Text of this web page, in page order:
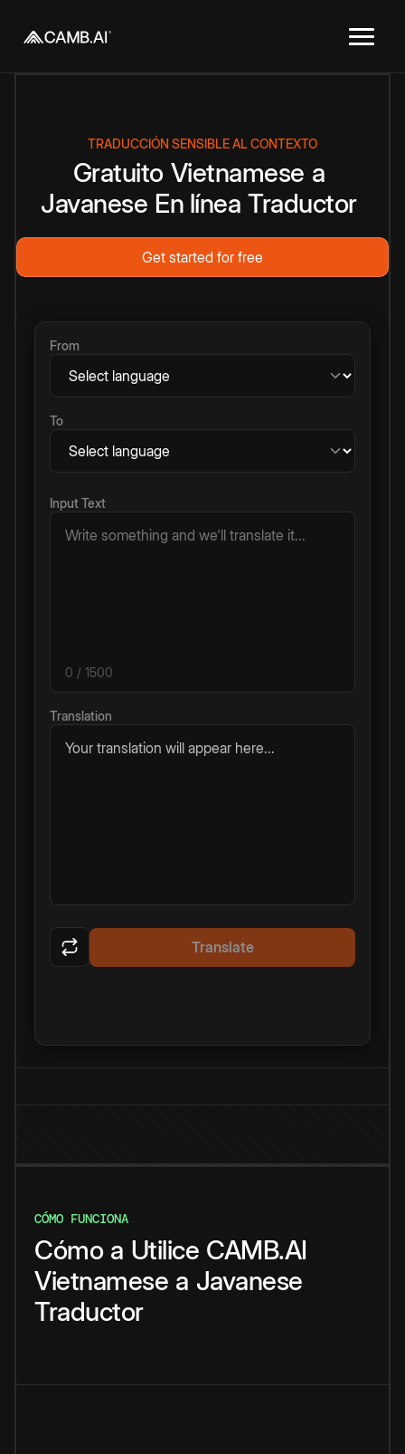
TRADUCCIÓN SENSIBLE AL CONTEXTO
Gratuito Vietnamese a
Javanese En línea Traductor
Get started for free
From
To
Input Text
0 / 1500
Translation
Your translation will appear here...
Translate
CÓMO FUNCIONA
Cómo a Utilice CAMB.AI
Vietnamese a Javanese
Traductor